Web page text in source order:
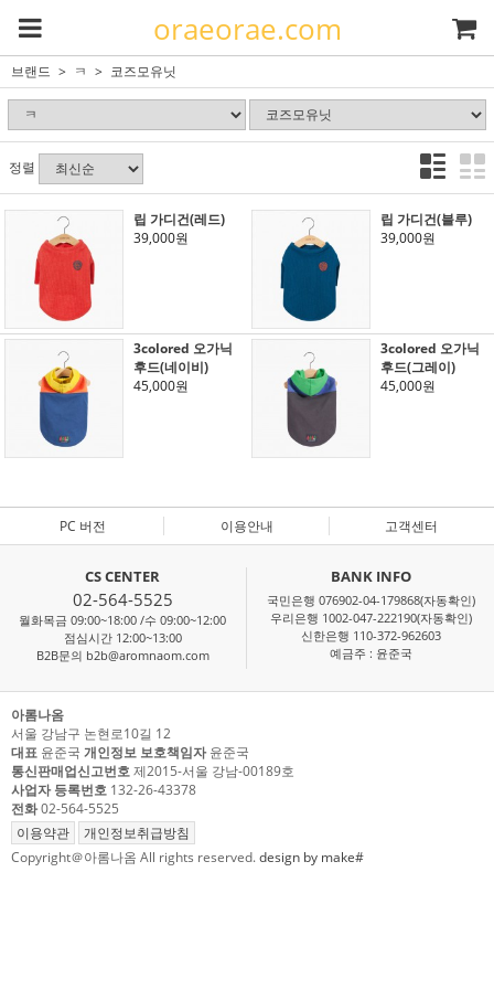
oraeorae.com
브랜드 ㅋ 코즈모유닛
정렬
립 가디건(레드)
39,000원
립 가디건(블루)
39,000원
3colored 오가닉
후드(네이비)
45,000원
3colored 오가닉
후드(그레이)
45,000원
PC 버전 이용안내 고객센터
CS CENTER
02-564-5525
월화목금 09:00~18:00 /수 09:00~12:00
점심시간 12:00~13:00
B2B문의 b2b@aromnaom.com
BANK INFO
국민은행 076902-04-179868(자동확인)
우리은행 1002-047-222190(자동확인)
신한은행 110-372-962603
예금주 : 윤준국
아롬나옴
서울 강남구 논현로10길 12
대표 윤준국 개인정보 보호책임자윤준국
통신판매업신고번호제2015-서울 강남-00189호
사업자 등록번호 132-26-43378
전화02-564-5525
이용약관
개인정보취급방침
Copyright＠아롬나옴 All rights reserved.design by make#